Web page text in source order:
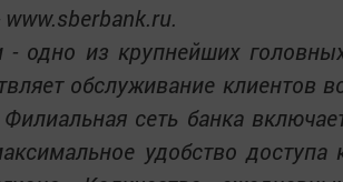
- одно из крупнейших
обслуживание клиентов
сеть банка
удобство доступа